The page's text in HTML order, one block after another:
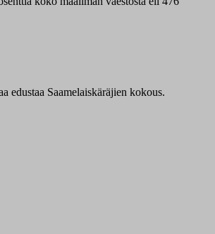
edustaa Saamelaiskäräjien kokous.